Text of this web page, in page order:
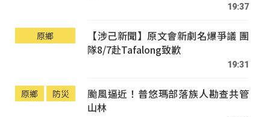
19:37
原鄉
【涉己新聞】原文會新劇名爆爭議 團
隊8/7赴Tafalong致歉
19:31
原鄉 防災
颱風逼近！普悠瑪部落族人勘查共管
山林